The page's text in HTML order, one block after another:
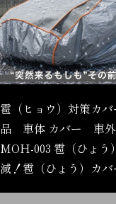
雹（ヒョウ）対策カ
品 車体 カバー 車
MOH-003 雹（ひょう
減！雹（ひょう）カ